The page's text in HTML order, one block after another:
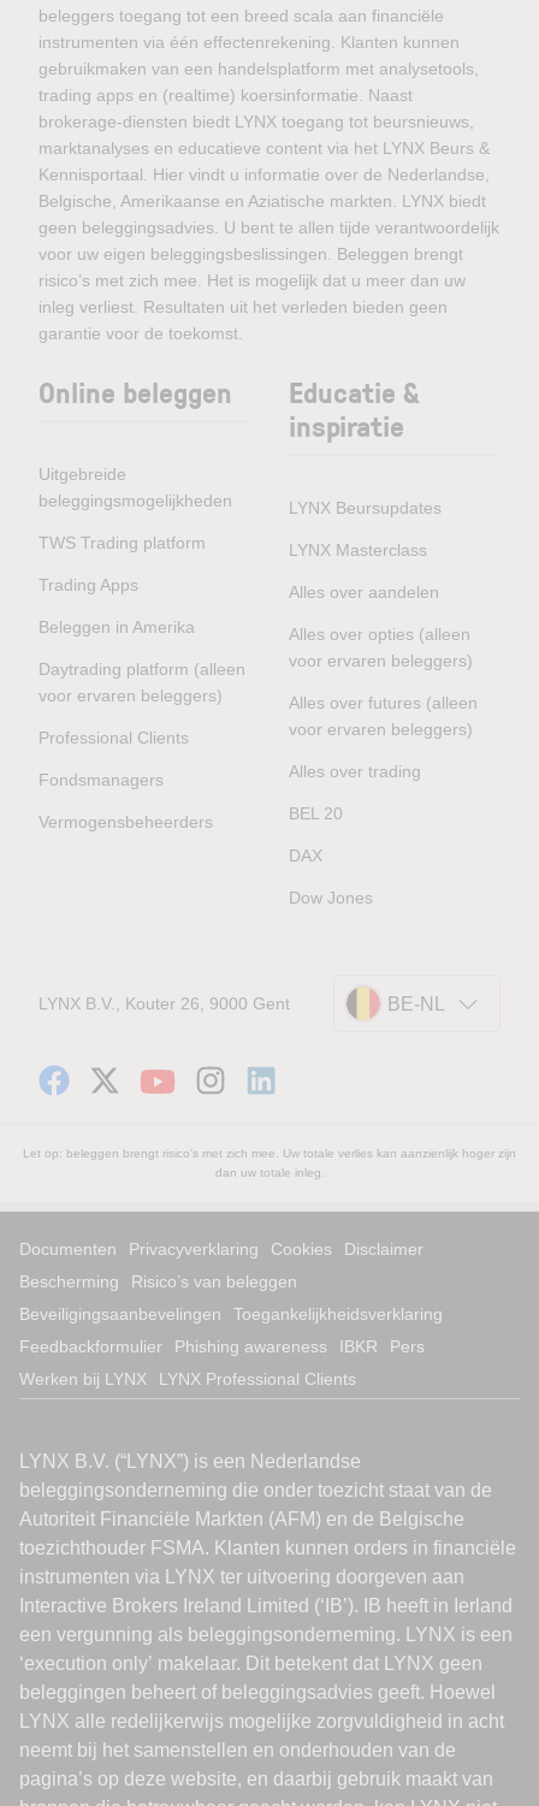
beleggers toegang tot een breed scala aan financiële
instrumenten via één effectenrekening. Klanten kunnen
gebruikmaken van een handelsplatform met analysetools,
trading apps en (realtime) koersinformatie. Naast
brokerage-diensten biedt LYNX toegang tot beursnieuws,
marktanalyses en educatieve content via het LYNX Beurs &
Kennisportaal. Hier vindt u informatie over de Nederlandse,
Belgische, Amerikaanse en Aziatische markten. LYNX biedt
geen beleggingsadvies. U bent te allen tijde verantwoordelijk
voor uw eigen beleggingsbeslissingen. Beleggen brengt
risico’s met zich mee. Het is mogelijk dat u meer dan uw
inleg verliest. Resultaten uit het verleden bieden geen
garantie voor de toekomst.
Online beleggen
Uitgebreide
beleggingsmogelijkheden
TWS Trading platform
Trading Apps
Beleggen in Amerika
Daytrading platform (alleen
voor ervaren beleggers)
Professional Clients
Fondsmanagers
Vermogensbeheerders
Educatie &
inspiratie
LYNX Beursupdates
LYNX Masterclass
Alles over aandelen
Alles over opties (alleen
voor ervaren beleggers)
Alles over futures (alleen
voor ervaren beleggers)
Alles over trading
BEL 20
DAX
Dow Jones
LYNX B.V., Kouter 26, 9000 Gent BE-NL
Let op: beleggen brengt risico's met zich mee. Uw totale verlies kan aanzienlijk hoger zijn
dan uw totale inleg.
Documenten Privacyverklaring Cookies
Disclaimer
Bescherming
Risico’s van beleggen
Beveiligingsaanbevelingen
Toegankelijkheidsverklaring
Feedbackformulier
Phishing awareness IBKR
Pers
Werken bij LYNX
LYNX Professional Clients